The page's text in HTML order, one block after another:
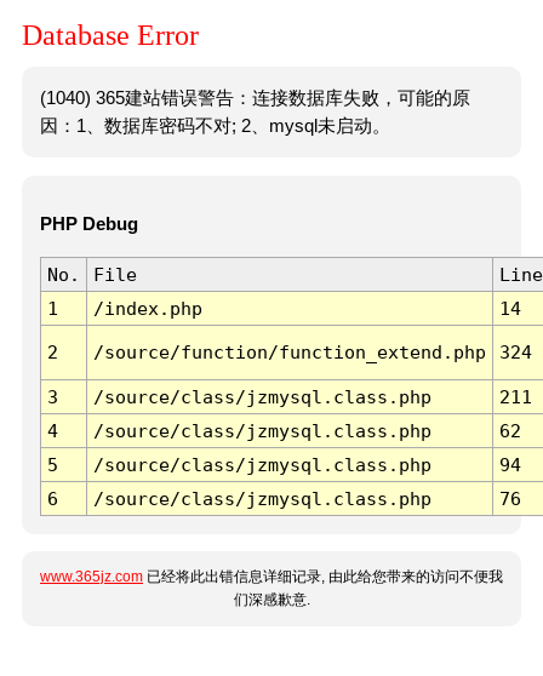
Database Error
(1040) 365建站错误警告：连接数据库失败，可能的原
因：1、数据库密码不对; 2、mysql未启动。
PHP Debug
No. File
Line
1
/index.php 14
2 /source/function/function_extend.php 324
3 /source/class/jzmysql.class.php
211
4
/source/class/jzmysql.class.php
62
5
/source/class/jzmysql.class.php
94
6
/source/class/jzmysql.class.php 76
www.365jz.com 已经将此出错信息详细记录, 由此给您带来的访问不便我
们深感歉意.